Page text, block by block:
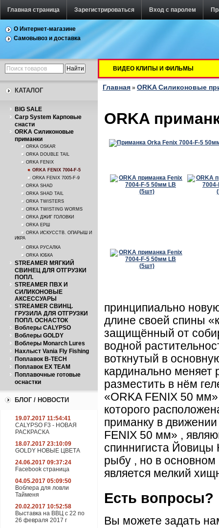
Главная страница Зарегистрироваться Вход с паролем
О Интернет-магазине
Самовывоз и доставка
КАТАЛОГ
BIG SALE
Carp System Карповые
снасти
ORKA Силиконовые
приманки
ORKA OSKAR
ORKA DOUBLE TAIL
ORKA FENIX
ORKA FENIX 7004-F-5
ORKA FENIX 7005-F-9
ORKA SHAD
ORKA SHAD TAIL
ORKA TWISTERS
ORKA TWISTING WORMS
ORKA ДЖИГ ГОЛОВКИ
ORKA ЕРШ
ORKA ИСКУССТВ. ОПАРЫШ И
ИКРА
ORKA РУСАЛКА
ORKA ЮБКА
STREAMER МЯГКИЙ
СВИНЕЦ ДЛЯ ОТГРУЗКИ
ПОПЛ.
STREAMER ПВХ И
СИЛИКОНОВЫЕ
АКСЕССУАРЫ
STREAMER СВИНЦ.
ГРУЗИЛА ДЛЯ ОТГРУЗКИ
ПОПЛ. ОСНАСТОК
Воблеры CALYPSO
Воблеры GOLDY
Воблеры Monarch Lures
Нахлыст Vania Fly Fishing
Поплавок B-TECH
Поплавок EX TEAM
Поплавочные готовые
оснастки
БЛОГ / НОВОСТИ
19.07.2017 11:54:41
CALYPSO F3 - НОВАЯ
РАСКРАСКА
18.07.2017 23:10:09
GOLDY НОВЫЕ ЦВЕТА
24.06.2017 09:37:24
Facebook страница
04.05.2017 05:09:50
Воблера для ловли
Тайменя
20.02.2017 10:52:58
Выставка на ВВЦ с 22 по
26 февраля 2017 г
ВИДЕО КЛИПЫ И ФИЛЬМЫ
Главная » ORKA Силиконовые
ORKA
принципиально
длине своей спины
защищённый от
водной
воткнутый в
кардинально меняет
разместить в нём
«ORKA FENIX 50
которого
приманку в
FENIX 50 мм» ,
спиннигиста
рыбу , но в основном
является мелкий
Есть вопросы?
Вы можете задать